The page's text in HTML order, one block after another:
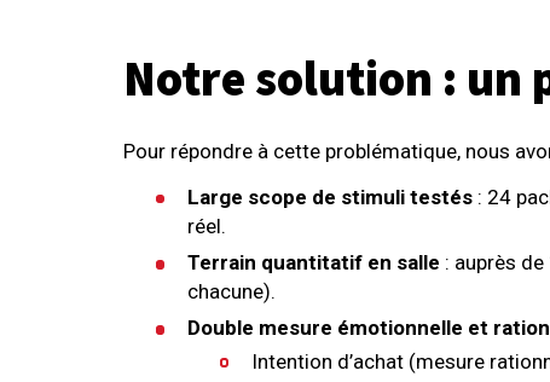
Notre solution : un
Pour répondre à cette problématique, nous
Large scope de stimuli testés : 24
réel.
Terrain quantitatif en salle : auprès
chacune).
Double mesure émotionnelle et
Intention d’achat (mesure